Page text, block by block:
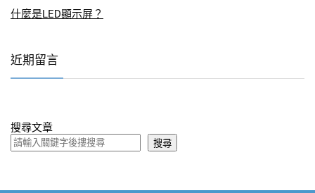
什麼是LED顯示屏？
近期留言
搜尋文章
搜尋